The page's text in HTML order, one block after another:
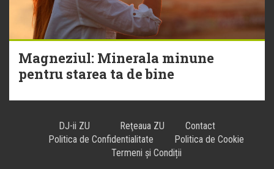
Magneziul: Minerala minune
pentru starea ta de bine
DJ-ii ZU Reţeaua ZU
Contact
Politica de Confidentialitate
Politica de Cookie
Termeni și Condiții